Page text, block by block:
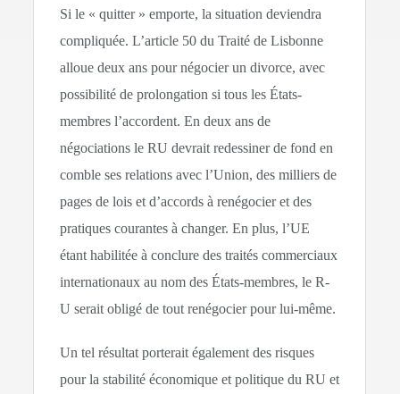
Si le « quitter » emporte, la situation deviendra
compliquée. L’article 50 du Traité de Lisbonne
alloue deux ans pour négocier un divorce, avec
possibilité de prolongation si tous les États-
membres l’accordent. En deux ans de
négociations le RU devrait redessiner de fond en
comble ses relations avec l’Union, des milliers de
pages de lois et d’accords à renégocier et des
pratiques courantes à changer. En plus, l’UE
étant habilitée à conclure des traités commerciaux
internationaux au nom des États-membres, le R-
U serait obligé de tout renégocier pour lui-même.
Un tel résultat porterait également des risques
pour la stabilité économique et politique du RU et